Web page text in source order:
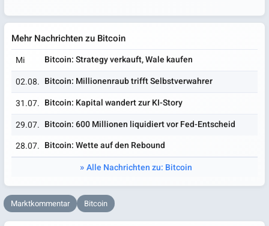
Mehr Nachrichten zu Bitcoin
Mi
Bitcoin: Strategy verkauft, Wale kaufen
02.08. Bitcoin: Millionenraub trifft Selbstverwahrer
31.07. Bitcoin: Kapital wandert zur KI-Story
29.07. Bitcoin: 600 Millionen liquidiert vor Fed-Entscheid
28.07. Bitcoin: Wette auf den Rebound
Alle Nachrichten zu: Bitcoin
Marktkommentar Bitcoin